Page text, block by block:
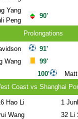
Yang
Peng
90'
Prolongations
Wang
91'
99'
100'
Coast vs Shanghai
Hao Li
Wang
1
32 Li